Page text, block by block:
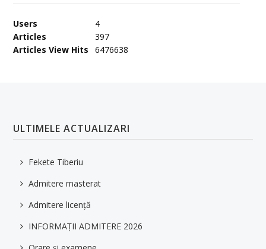
Users
4
Articles
397
Articles View Hits
6476638
ULTIMELE ACTUALIZARI
Fekete Tiberiu
Admitere masterat
Admitere licență
INFORMAȚII ADMITERE 2026